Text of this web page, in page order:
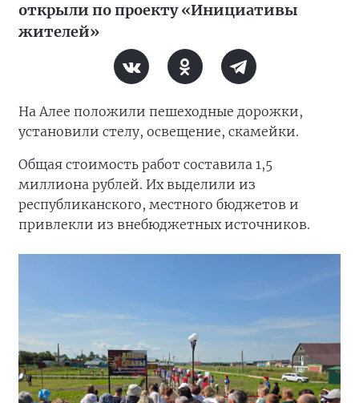
открыли по проекту «Инициативы
жителей»
На Алее положили пешеходные дорожки,
установили стелу, освещение, скамейки.
Общая стоимость работ составила 1,5
миллиона рублей. Их выделили из
республиканского, местного бюджетов и
привлекли из внебюджетных источников.